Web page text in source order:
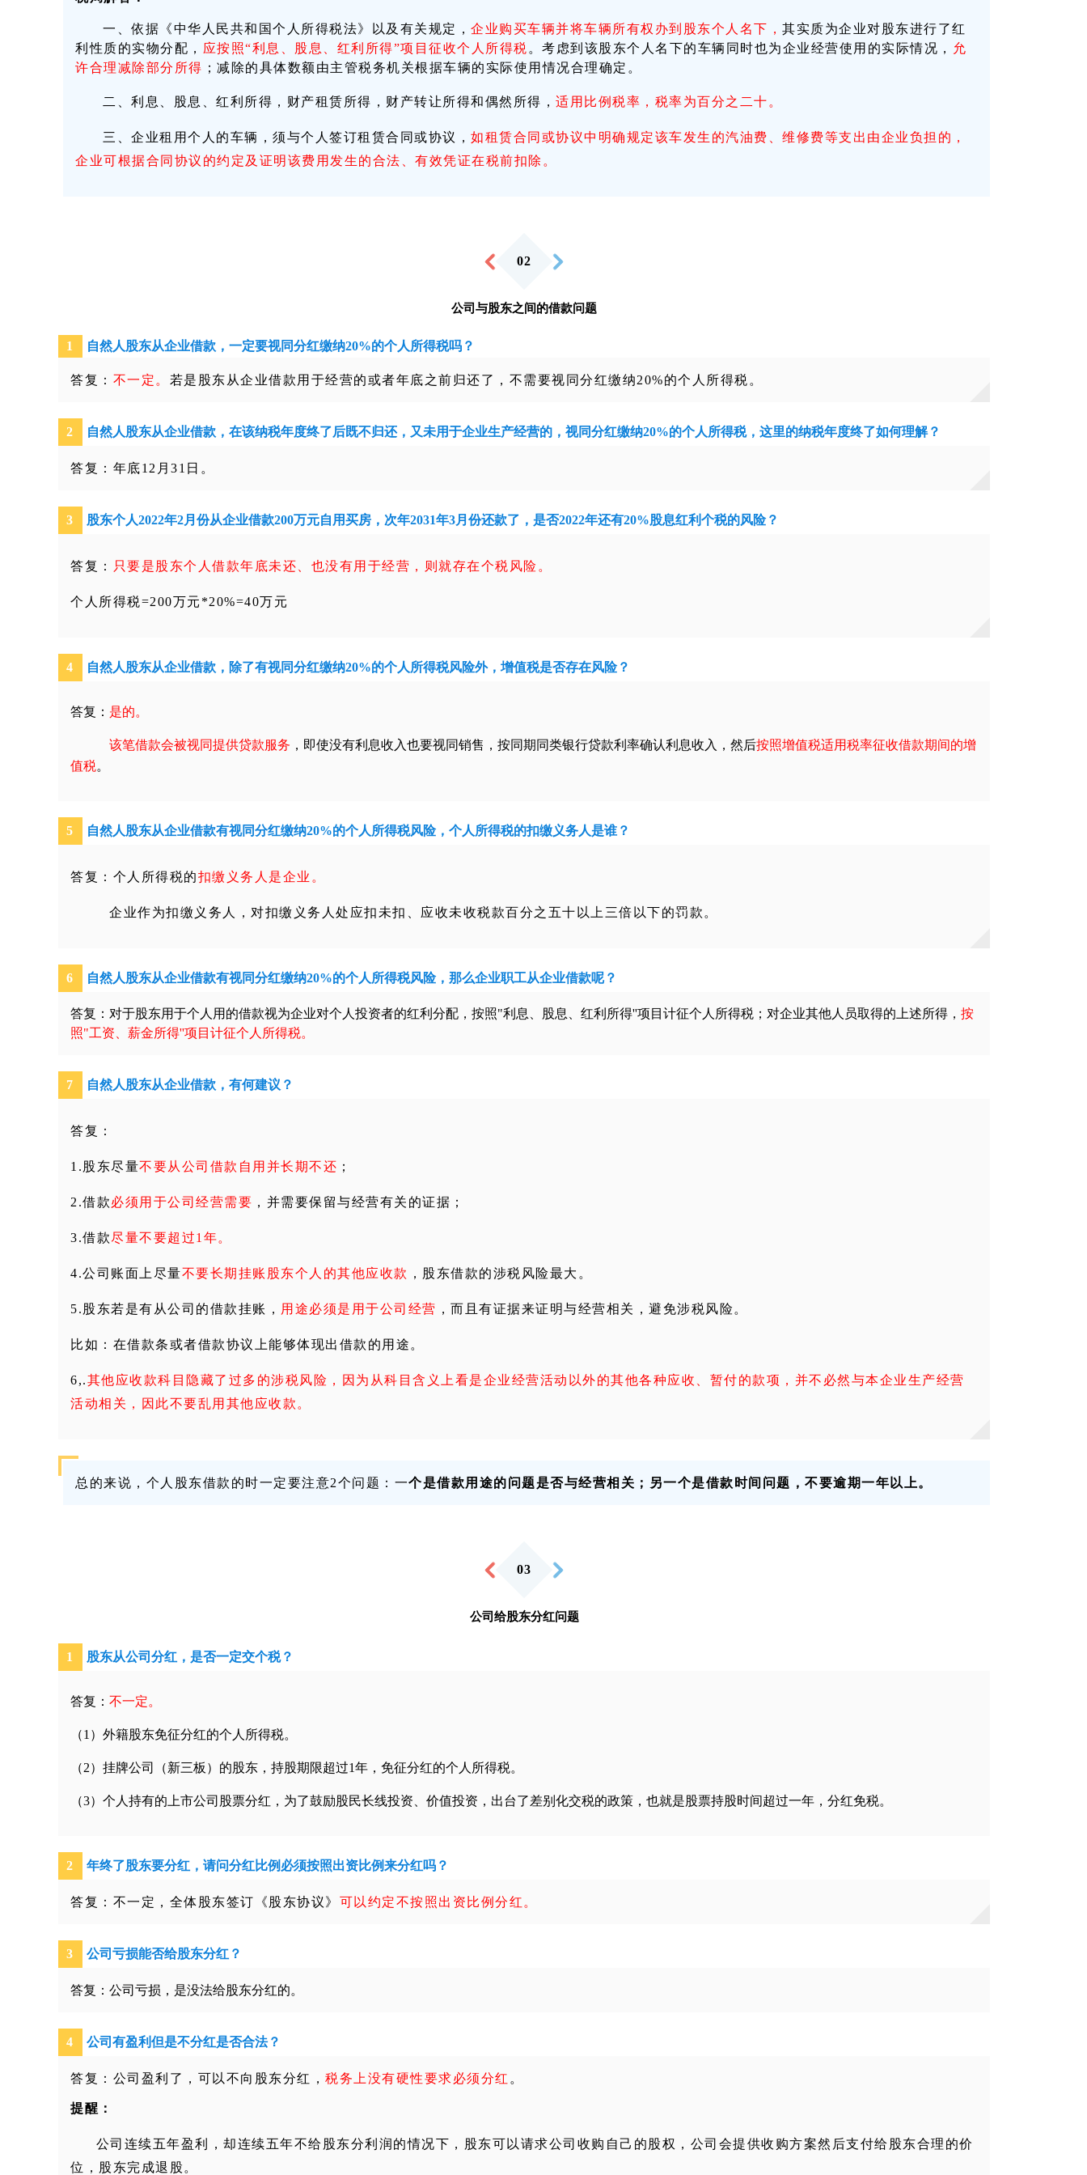
一、依据《中华人民共和国个人所得税法》以及有关规定， 企业购买车辆并将车辆所有权办到股东个人名下， 其实质为企业对股东进行了红
利性质的实物分配， 应按照“利息、股息、红利所得”项目征收个人所得税 。考虑到该股东个人名下的车辆同时也为企业经营使用的实际情况，
允
许合理减除部分所得 ；减除的具体数额由主管税务机关根据车辆的实际使用情况合理确定。
二、利息、股息、红利所得，财产租赁所得，财产转让所得和偶然所得， 适用比例税率，税率为百分之二十。
三、企业租用个人的车辆，须与个人签订租赁合同或协议， 如租赁合同或协议中明确规定该车发生的汽油费、维修费等支出由企业负担的，
企业可根据合同协议的约定及证明该费用发生的合法、有效凭证在税前扣除。
02
公司与股东之间的借款问题
1 自然人股东从企业借款，一定要视同分红缴纳20%的个人所得税吗？
答复： 不一定。 若是股东从企业借款用于经营的或者年底之前归还了，不需要视同分红缴纳20%的个人所得税。
2 自然人股东从企业借款，在该纳税年度终了后既不归还，又未用于企业生产经营的，视同分红缴纳20%的个人所得税，这里的纳税年度终了如何理解？
答复：年底12月31日。
3 股东个人2022年2月份从企业借款200万元自用买房，次年2031年3月份还款了，是否2022年还有20%股息红利个税的风险？
答复： 只要是股东个人借款年底未还、也没有用于经营，则就存在个税风险。
个人所得税=200万元*20%=40万元
4 自然人股东从企业借款，除了有视同分红缴纳20%的个人所得税风险外，增值税是否存在风险？
答复： 是的。
该笔借款会被视同提供贷款服务 ，即使没有利息收入也要视同销售，按同期同类银行贷款利率确认利息收入，然后按照增值税适用税率征收借款期间的增
值税。
5 自然人股东从企业借款有视同分红缴纳20%的个人所得税风险，个人所得税的扣缴义务人是谁？
答复：个人所得税的扣缴义务人是企业。
企业作为扣缴义务人，对扣缴义务人处应扣未扣、应收未收税款百分之五十以上三倍以下的罚款。
6 自然人股东从企业借款有视同分红缴纳20%的个人所得税风险，那么企业职工从企业借款呢？
答复：对于股东用于个人用的借款视为企业对个人投资者的红利分配，按照"利息、股息、红利所得''项目计征个人所得税；对企业其他人员取得的上述所得， 按
照"工资、薪金所得''项目计征个人所得税。
7 自然人股东从企业借款，有何建议？
答复：
1.股东尽量不要从公司借款自用并长期不还 ；
2.借款必须用于公司经营需要 ，并需要保留与经营有关的证据；
3.借款尽量不要超过1年。
4.公司账面上尽量不要长期挂账股东个人的其他应收款 ，股东借款的涉税风险最大。
5.股东若是有从公司的借款挂账， 用途必须是用于公司经营 ，而且有证据来证明与经营相关，避免涉税风险。
比如：在借款条或者借款协议上能够体现出借款的用途。
6,.其他应收款科目隐藏了过多的涉税风险，因为从科目含义上看是企业经营活动以外的其他各种应收、暂付的款项，并不必然与本企业生产经营
活动相关，因此不要乱用其他应收款 。
总的来说，个人股东借款的时一定要注意2个问题：一个是借款用途的问题是否与经营相关；另一个是借款时间问题，不要逾期一年以上。
03
公司给股东分红问题
1 股东从公司分红，是否一定交个税？
答复： 不一定。
（1）外籍股东免征分红的个人所得税。
（2）挂牌公司（新三板）的股东，持股期限超过1年，免征分红的个人所得税。
（3）个人持有的上市公司股票分红，为了鼓励股民长线投资、价值投资，出台了差别化交税的政策，也就是股票持股时间超过一年，分红免税。
2 年终了股东要分红，请问分红比例必须按照出资比例来分红吗？
答复：不一定，全体股东签订《股东协议》 可以约定不按照出资比例分红。
3 公司亏损能否给股东分红？
答复：公司亏损，是没法给股东分红的。
4 公司有盈利但是不分红是否合法？
答复：公司盈利了，可以不向股东分红， 税务上没有硬性要求必须分红 。
提醒：
公司连续五年盈利，却连续五年不给股东分利润的情况下，股东可以请求公司收购自己的股权，公司会提供收购方案然后支付给股东合理的价
位，股东完成退股。